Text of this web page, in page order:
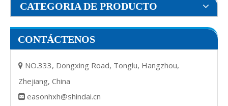
CATEGORIA DE PRODUCTO
CONTÁCTENOS
 NO.333, Dongxing Road, Tonglu, Hangzhou,
Zhejiang, China
 easonhxh@shindai.cn